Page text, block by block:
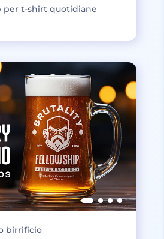
per t-shirt quotidiane
birrificio